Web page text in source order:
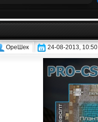
ОреШек 24-08-2013, 10:50